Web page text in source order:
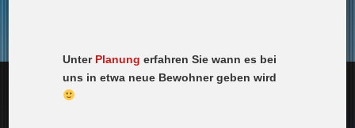
Unter Planung erfahren Sie wann es bei
uns in etwa neue Bewohner geben wird